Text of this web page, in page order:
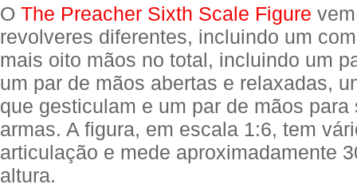
O The Preacher Sixth Scale Figure
revolveres diferentes, incluindo um
mais oito mãos no total, incluindo um
um par de mãos abertas e relaxadas,
que gesticulam e um par de mãos para
armas. A figura, em escala 1:6, tem
articulação e mede aproximadamente
altura.